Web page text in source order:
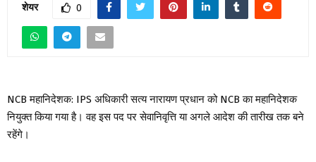
शेयर 0
NCB महानिदेशक: IPS अधिकारी सत्य नारायण प्रधान को NCB का महानिदेशक
नियुक्त किया गया है। वह इस पद पर सेवानिवृत्ति या अगले आदेश की तारीख तक बने
रहेंगे।